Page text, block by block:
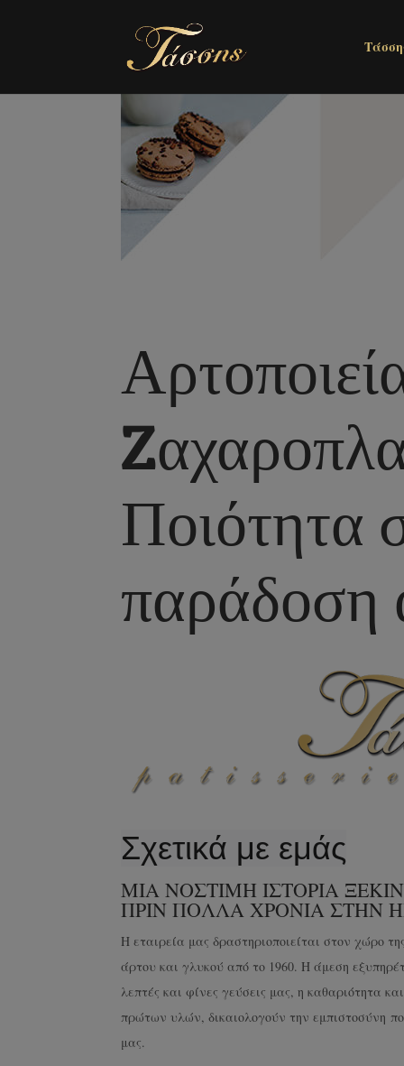
Ποιότητα
παράδοση
Σχετικά με εμάς
ΜΙΑ ΝΟΣΤΙΜΗ ΙΣΤΟΡΙΑ
ΠΡΙΝ ΠΟΛΛΑ ΧΡΟΝΙΑ ΣΤΗΝ
Η εταιρεία μας δραστηριοποιείται στον χώρο
άρτου και γλυκού από το 1960. Η άμεση
λεπτές και φίνες γεύσεις μας, η καθαριότητα
πρώτων υλών, δικαιολογούν την εμπιστοσύνη
μας.